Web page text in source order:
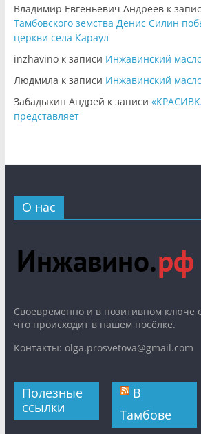
Владимир Евгеньевич Андреевк
Тамбовского земства Денис Силин
церкви села Караул
inzhavinoк записи Инжавинский
Людмила к записи Инжавинский
Забадыкин Андрей к записи
представляет
О нас
Cвоевременно и в позитивном ключе
что происходит в нашем посёлке.
Контакты: olga.prosvetova@gmail.com
Полезные
ссылки
В
Тамбове